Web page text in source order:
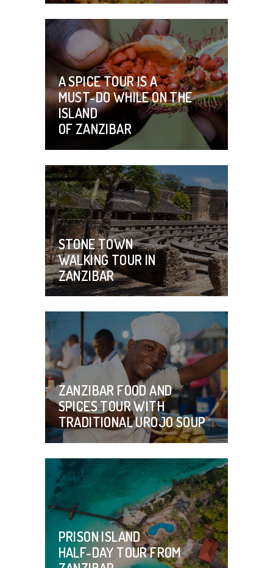
A SPICE TOUR IS A
MUST-DO WHILE ON THE
ISLAND
OF ZANZIBAR
STONE TOWN
WALKING TOUR IN
ZANZIBAR
ZANZIBAR FOOD AND
SPICES TOUR WITH
TRADITIONAL UROJO SOUP
PRISON ISLAND
HALF-DAY TOUR FROM